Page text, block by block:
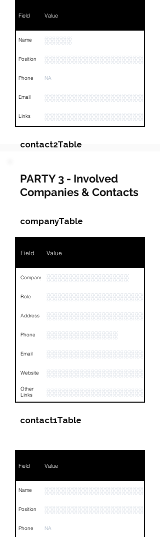
Field Value
Name ░░░░░
Position ░░░░░░░░░░░░░░░░░░
Phone NA
Email ░░░░░░░░░░░░░░░░░░
Links
contact2Table
Field Value
Name
Position
Phone ░░░░░░░░░░░░░░░░
Email
Links NA
PARTY 3 - Involved
Companies & Contacts
companyTable
Field Value
Company ░░░░░░░░░░░░░░░
Role ░░░░░░░░░░░░░░░░░░░
Address
Phone ░░░░░░░░░░░░░
Email
Website ░░░░░░░░░░░░░░░░░░░░░
Other
Links
contact1Table
Field Value
Name ░░░░░░░░░░░░░░░░░░░░
Position
Phone NA